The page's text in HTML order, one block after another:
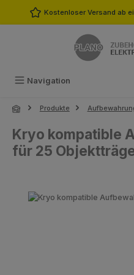
Zum Hauptinhalt springen
Kostenloser Versand ab
Navigation
Produkte
Kryo kompatible
für 25
Bildergalerie überspringen